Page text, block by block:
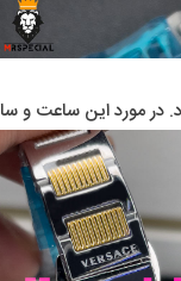
این ساعت و